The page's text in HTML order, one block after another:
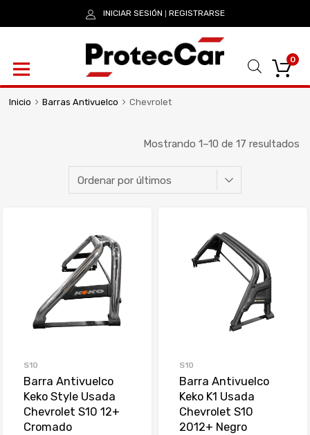
INICIAR SESIÓN REGISTRARSE
0
Inicio Barras Antivuelco Chevrolet
Mostrando 1–10 de 17 resultados
S10
Barra Antivuelco
Keko Style Usada
Chevrolet S10 12+
Cromado
S10
Barra Antivuelco
Keko K1 Usada
Chevrolet S10
2012+ Negro